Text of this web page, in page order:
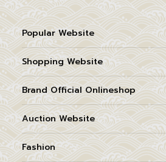
Popular Website
Shopping Website
Brand Official Onlineshop
Auction Website
Fashion